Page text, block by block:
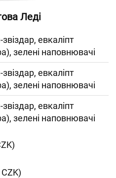
Леді
звіздар, евкаліпт
зелені наповнювачі
звіздар, евкаліпт
зелені наповнювачі
звіздар, евкаліпт
зелені наповнювачі